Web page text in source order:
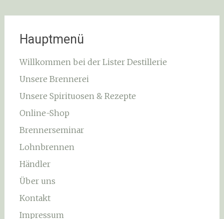
Hauptmenü
Willkommen bei der Lister Destillerie
Unsere Brennerei
Unsere Spirituosen & Rezepte
Online-Shop
Brennerseminar
Lohnbrennen
Händler
Über uns
Kontakt
Impressum